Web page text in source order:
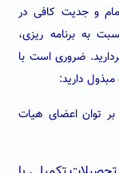
و جدیت کافی در
برنامه راهبردی دانشگاه مصوب ۱۳۹۴ نسبت به برنامه ریزی،
ضروری است با
دارید:
بر توان اعضای هیات